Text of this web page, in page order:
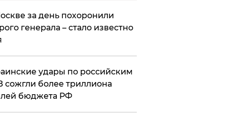
за день похоронили
генерала – стало известно
удары по российским
сожгли более триллиона
бюджета РФ